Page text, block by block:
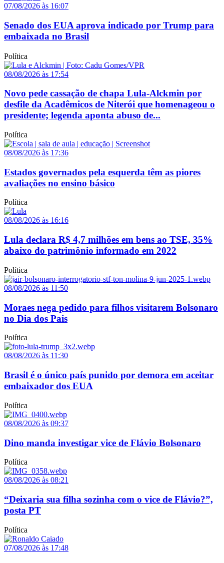
07/08/2026 às 16:07
Senado dos EUA aprova indicado por Trump para
embaixada no Brasil
Política
08/08/2026 às 17:54
Novo pede cassação de chapa Lula-Alckmin por
desfile da Acadêmicos de Niterói que homenageou o
presidente; legenda aponta abuso de...
Política
08/08/2026 às 17:36
Estados governados pela esquerda têm as piores
avaliações no ensino básico
Política
08/08/2026 às 16:16
Lula declara R$ 4,7 milhões em bens ao TSE, 35%
abaixo do patrimônio informado em 2022
Política
08/08/2026 às 11:50
Moraes nega pedido para filhos visitarem Bolsonaro
no Dia dos Pais
Política
08/08/2026 às 11:30
Brasil é o único país punido por demora em aceitar
embaixador dos EUA
Política
08/08/2026 às 09:37
Dino manda investigar vice de Flávio Bolsonaro
Política
08/08/2026 às 08:21
“Deixaria sua filha sozinha com o vice de Flávio?”,
posta PT
Política
07/08/2026 às 17:48